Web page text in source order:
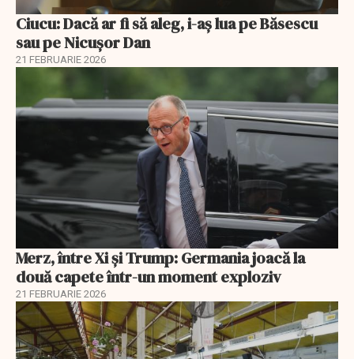
Ciucu: Dacă ar fi să aleg, i-aș lua pe Băsescu
sau pe Nicușor Dan
21 FEBRUARIE 2026
Merz, între Xi și Trump: Germania joacă la
două capete într-un moment exploziv
21 FEBRUARIE 2026